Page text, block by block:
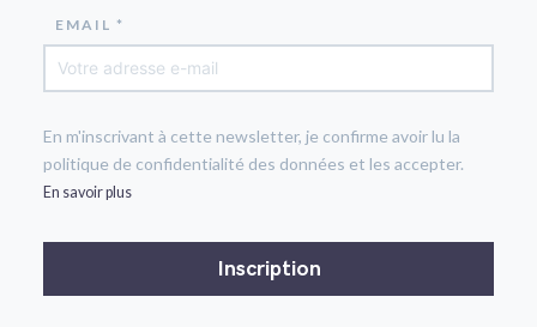
EMAIL *
En m'inscrivant à cette newsletter, je confirme avoir lu la
politique de confidentialité des données et les accepter.
En savoir plus